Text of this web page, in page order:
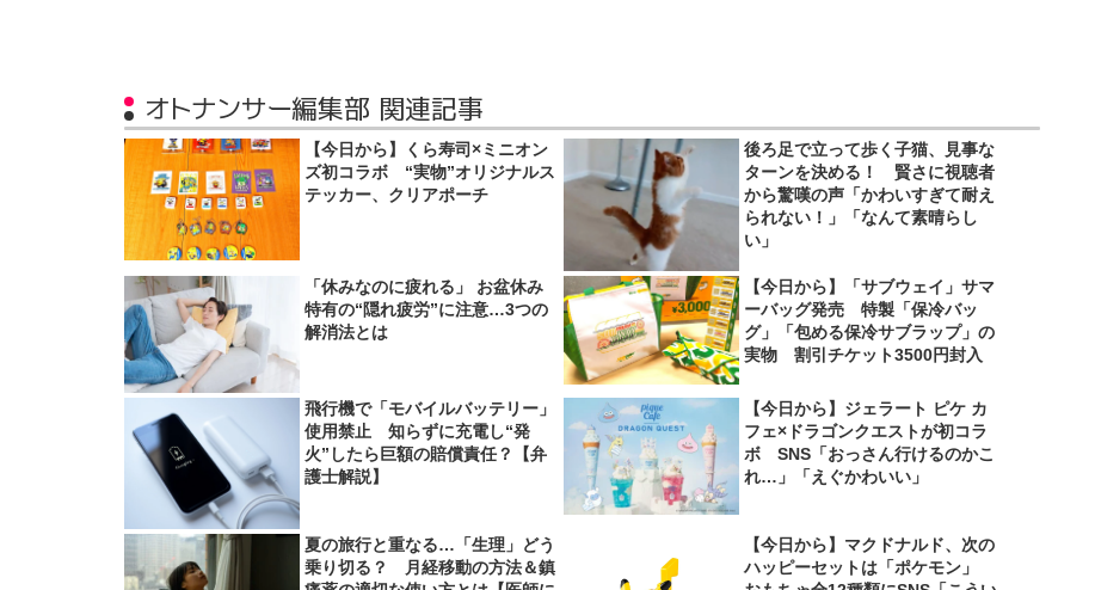
オトナンサー編集部 関連記事
【今日から】くら寿司×ミニオン
ズ初コラボ “実物”オリジナルス
テッカー、クリアポーチ
後ろ足で立って歩く子猫、見事な
ターンを決める！ 賢さに視聴者
から驚嘆の声「かわいすぎて耐え
られない！」「なんて素晴らし
い」
「休みなのに疲れる」 お盆休み
特有の“隠れ疲労”に注意…3つの
解消法とは
【今日から】「サブウェイ」サマ
ーバッグ発売 特製「保冷バッ
グ」「包める保冷サブラップ」の
実物 割引チケット3500円封入
飛行機で「モバイルバッテリー」
使用禁止 知らずに充電し“発
火”したら巨額の賠償責任？【弁
護士解説】
【今日から】ジェラート ピケ カ
フェ×ドラゴンクエストが初コラ
ボ SNS「おっさん行けるのかこ
れ…」「えぐかわいい」
夏の旅行と重なる…「生理」どう
乗り切る？ 月経移動の方法＆鎮
【今日から】マクドナルド、次の
ハッピーセットは「ポケモン」